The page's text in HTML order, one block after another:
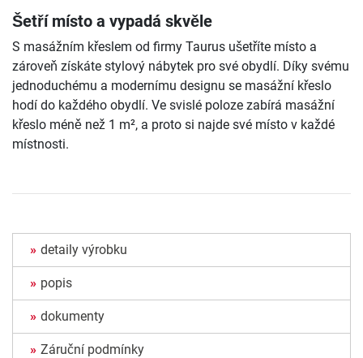
Šetří místo a vypadá skvěle
S masážním křeslem od firmy Taurus ušetříte místo a
zároveň získáte stylový nábytek pro své obydlí. Díky svému
jednoduchému a modernímu designu se masážní křeslo
hodí do každého obydlí. Ve svislé poloze zabírá masážní
křeslo méně než 1 m², a proto si najde své místo v každé
místnosti.
detaily výrobku
popis
dokumenty
Záruční podmínky